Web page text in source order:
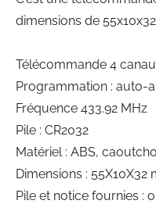
dimensions de
Télécommande 4
Programmation : auto-
Fréquence 433.92 MHz
Pile : CR2032
Matériel : ABS,
Dimensions : 55X10X32
Pile et notice fournies :